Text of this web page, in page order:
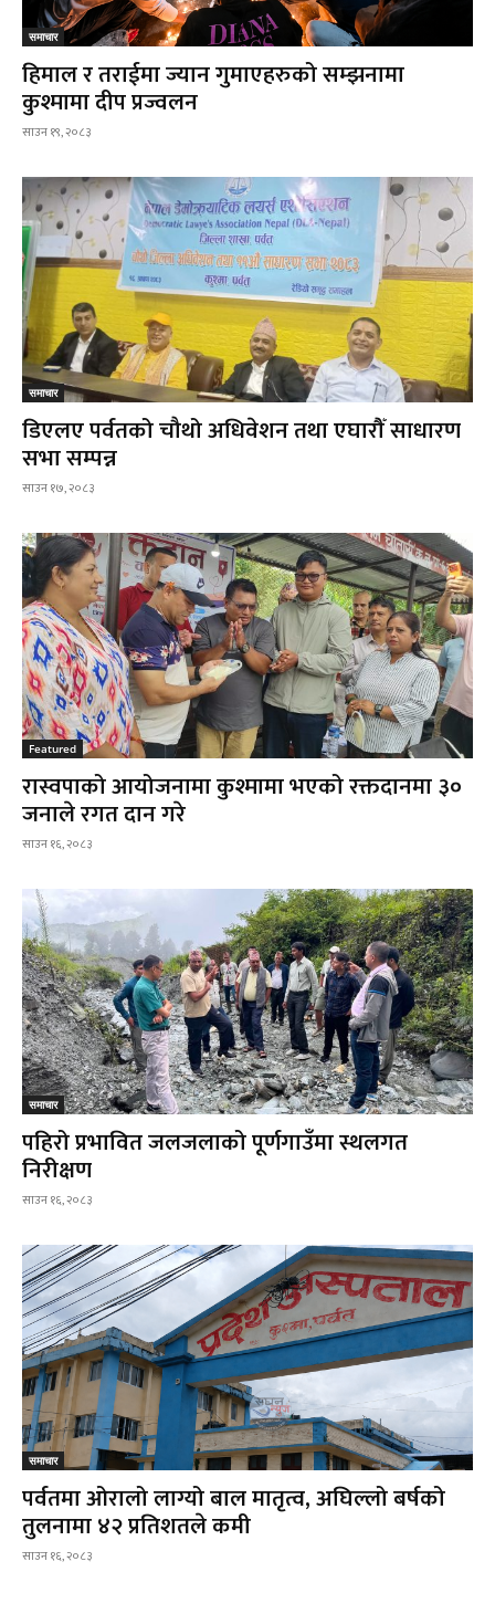
समाचार
हिमाल र तराईमा ज्यान गुमाएहरुको सम्झनामा
कुश्मामा दीप प्रज्वलन
साउन १९, २०८३
समाचार
डिएलए पर्वतको चौथो अधिवेशन तथा एघारौँ साधारण
सभा सम्पन्न
साउन १७, २०८३
Featured
रास्वपाको आयोजनामा कुश्मामा भएको रक्तदानमा ३०
जनाले रगत दान गरे
साउन १६, २०८३
समाचार
पहिरो प्रभावित जलजलाको पूर्णगाउँमा स्थलगत
निरीक्षण
साउन १६, २०८३
समाचार
पर्वतमा ओरालो लाग्यो बाल मातृत्व, अघिल्लो बर्षको
तुलनामा ४२ प्रतिशतले कमी
साउन १६, २०८३